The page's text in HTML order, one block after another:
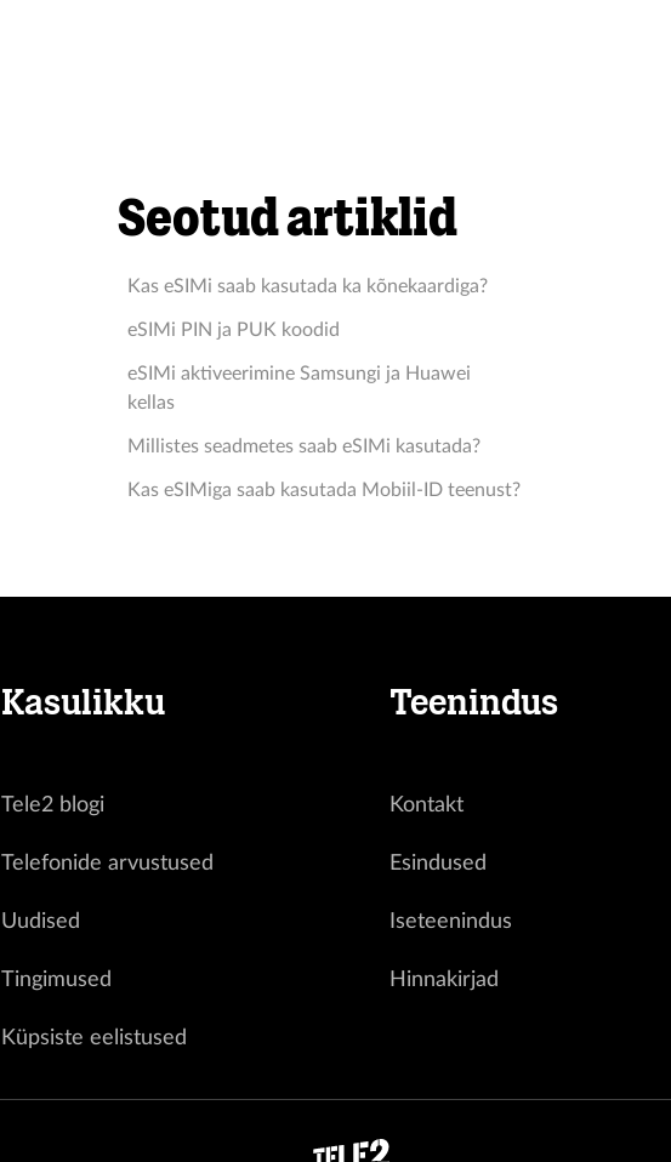
Seotud artiklid
Kas eSIMi saab kasutada ka kõnekaardiga?
eSIMi PIN ja PUK koodid
eSIMi aktiveerimine Samsungi ja Huawei
kellas
Millistes seadmetes saab eSIMi kasutada?
Kas eSIMiga saab kasutada Mobiil-ID teenust?
Kasulikku
Tele2 blogi
Telefonide arvustused
Uudised
Tingimused
Küpsiste eelistused
Teenindus
Kontakt
Esindused
Iseteenindus
Hinnakirjad